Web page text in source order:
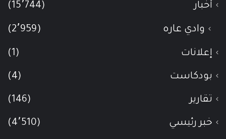
أخبار (15٬744)
وادي عاره (2٬959)
إعلانات (1)
بودكاست (4)
تقارير (146)
خبر رئيسي (4٬510)